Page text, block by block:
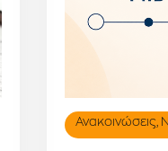
Ανακοινώσεις